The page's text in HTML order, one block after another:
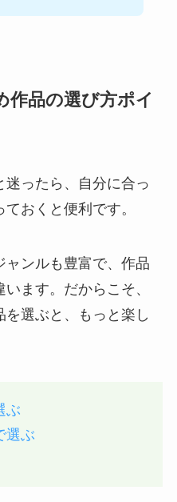
作品の選び方ポイ
迷ったら、自分に合っ
おくと便利です。
ャンルも豊富で、作品
ます。だからこそ、
選ぶと、もっと楽し
ぶ
選ぶ